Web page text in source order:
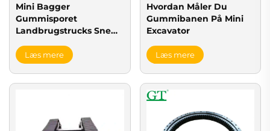
Mini Bagger
Gummisporet
Landbrugstrucks Sne
Læs mere
Hvordan Måler Du
Gummibanen På Mini
Excavator
Læs mere